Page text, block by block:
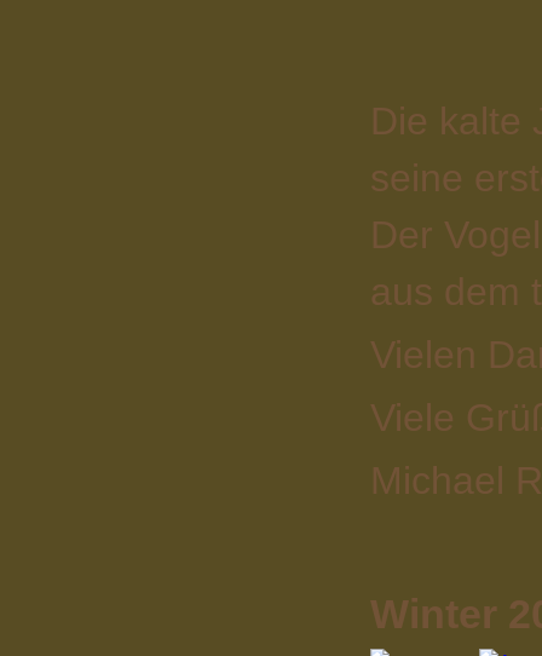
Die kalte
seine
Der
aus dem
Vielen
Viele
Michael
Winter